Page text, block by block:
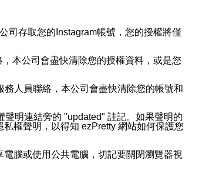
司存取您的Instagram帳號，您的授權將僅
本公司會盡快清除您的授權資料，或是您
務人員聯絡，本公司會盡快清除您的帳號和
明連結旁的 "updated" 註記。如果聲明的
權聲明，以得知 ezPretty 網站如何保護您
腦或使用公共電腦，切記要關閉瀏覽器視